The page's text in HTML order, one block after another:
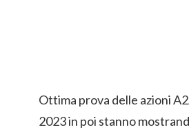
Ottima prova delle azioni
2023 in poi stanno